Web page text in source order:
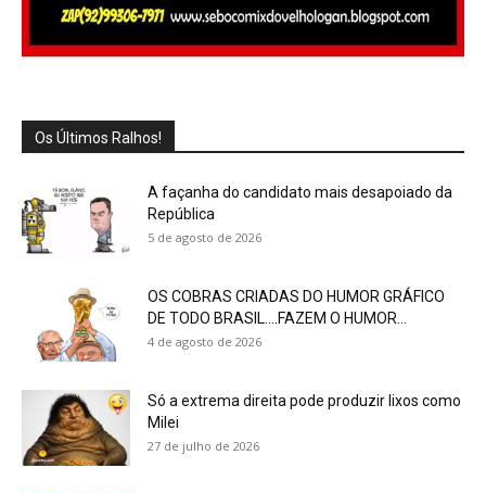
Os Últimos Ralhos!
A façanha do candidato mais desapoiado da
República
5 de agosto de 2026
OS COBRAS CRIADAS DO HUMOR GRÁFICO
DE TODO BRASIL….FAZEM O HUMOR...
4 de agosto de 2026
Só a extrema direita pode produzir lixos como
Milei
27 de julho de 2026